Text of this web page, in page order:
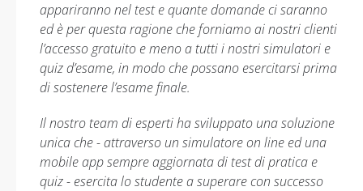
appariranno nel test e quante domande ci saranno
ed è per questa ragione che forniamo ai nostri clienti
l’accesso gratuito e meno a tutti i nostri simulatori e
quiz d’esame, in modo che possano esercitarsi prima
di sostenere l’esame finale.
Il nostro team di esperti ha sviluppato una soluzione
unica che - attraverso un simulatore on line ed una
mobile app sempre aggiornata di test di pratica e
quiz - esercita lo studente a superare con successo